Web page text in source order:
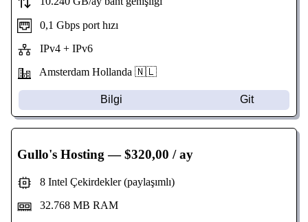
0,1 Gbps port hızı
IPv4 + IPv6
Amsterdam Hollanda 🇳🇱
Bilgi Git
Gullo's Hosting— $320,00 / ay
8 Intel Çekirdekler (paylaşımlı)
32.768 MB RAM